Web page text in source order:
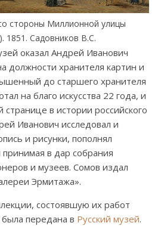
стороны Миллионной улицы
1851. Садовников В.С.
оказал Андрей Иванович
должности хранителя картин и
до старшего хранителя
на благо искусства 22 года, и
в истории российского
Иванович исследовал и
и рисунки, пополнял
в дар собрания
и музеев. Сомов издал
Эрмитажа».
состоявшую их работ
была передана в Русский музей.